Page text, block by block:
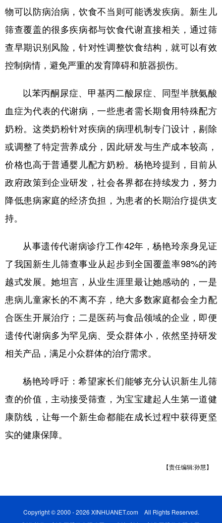
物可以防病治病，饮食不当则可能诱发疾病。新生儿
筛查覆盖的很多疾病都与饮食代谢直接相关，通过筛
查早期识别风险，针对性调整饮食结构，就可以有效
控制病情，避免严重的发育障碍和脏器损伤。
以苯丙酮尿症、甲基丙二酸尿症、同型半胱氨酸
血症为代表的代谢病，一些患者需长期食用特殊配方
奶粉。这类奶粉针对疾病的病理机制专门设计，剔除
或调整了特定营养成分，因此研发与生产成本较高，
价格也高于普通婴儿配方奶粉。杨艳玲提到，目前从
政府政策到企业研发，社会各界都在持续发力，努力
降低患病家庭的经济负担，为患者的长期治疗提供支
持。
从事遗传代谢病诊疗工作42年，杨艳玲亲身见证
了我国新生儿筛查事业从起步到全国覆盖率98%的跨
越式发展。她坦言，从业生涯里最让她感动的，一是
患病儿童家长的不离不弃，绝大多数家庭都会全力配
合医生开展治疗；二是医药与食品领域的企业，即便
遗传代谢病多为罕见病、受众群体小，依然坚持研发
相关产品，满足小众群体的治疗需求。
杨艳玲呼吁：希望家长们能够充分认识新生儿筛
查的价值，主动接受筛查，为宝宝建起人生第一道健
康防线，让每一个新生命都能在成长过程中获得更坚
实的健康保障。
【责任编辑:孙慧】
Copyright © 2000 - 2026 XINHUANET.com All Rights Reserved.